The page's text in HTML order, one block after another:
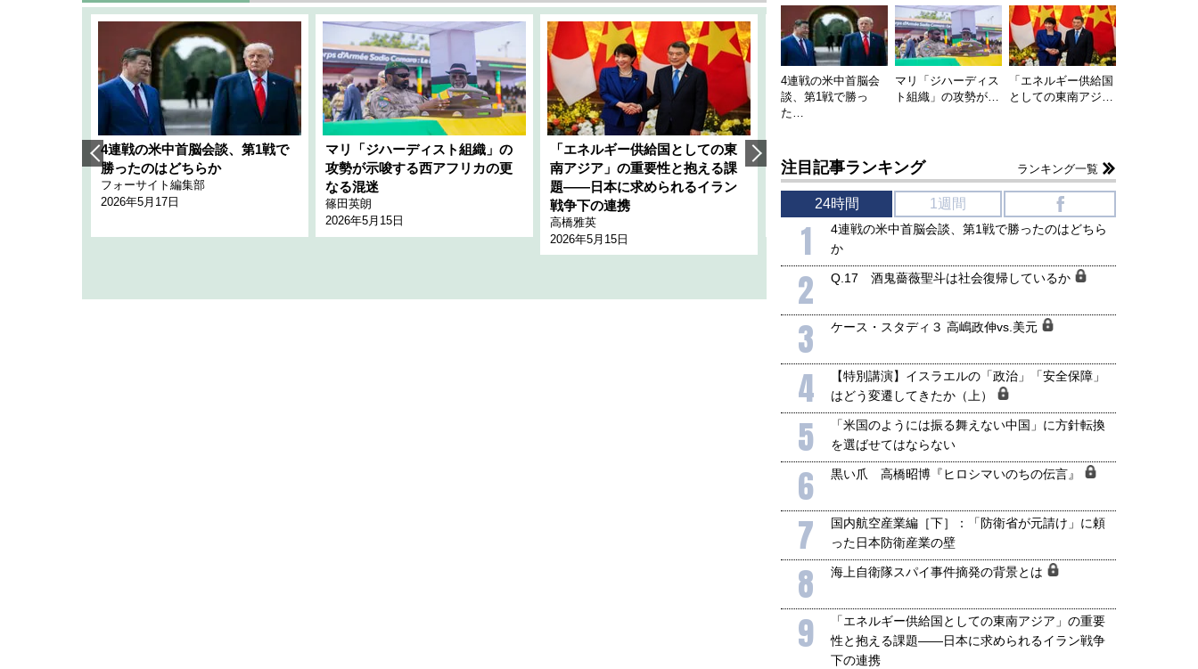
4連戦の米中首脳会談、第1戦で
勝ったのはどちらか
フォーサイト編集部
2026年5月17日
マリ「ジハーディスト組織」の
攻勢が示唆する西アフリカの更
なる混迷
篠田英朗
2026年5月15日
「エネルギー供給国としての東
南アジア」の重要性と抱える課
題――日本に求められるイラン
戦争下の連携
高橋雅英
2026年5月15日
1905年体制」における日米韓安
全保障協力の意味
千々和泰明
2026年5月15日
ネルギー転換が「中国依存」に
行き着くリスク
2026年5月14日
4連戦の米中首脳会
談、第1戦で勝っ
た…
マリ「ジハーディス
ト組織」の攻勢が…
「エネルギー供給国
としての東南アジ…
注目記事ランキング ランキング一覧
24時間 1週間
1
4連戦の米中首脳会談、第1戦で勝ったのはどちら
か
2 Q.17 酒鬼薔薇聖斗は社会復帰しているか
3 ケース・スタディ３ 高嶋政伸vs.美元
4
【特別講演】イスラエルの「政治」「安全保障」
はどう変遷してきたか（上）
5
「米国のようには振る舞えない中国」に方針転換
を選ばせてはならない
6 黒い爪 高橋昭博『ヒロシマいのちの伝言』
7
国内航空産業編［下］：「防衛省が元請け」に頼
った日本防衛産業の壁
8 海上自衛隊スパイ事件摘発の背景とは
9
「エネルギー供給国としての東南アジア」の重要
性と抱える課題――日本に求められるイラン戦争
下の連携